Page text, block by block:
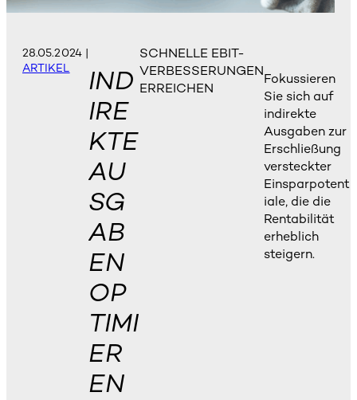
28.05.2024|
ARTIKEL
IND
IRE
KTE
AU
SG
AB
EN
OP
TIMI
ER
EN
SCHNELLE EBIT-
VERBESSERUNGEN
ERREICHEN
Fokussieren
Sie sich auf
indirekte
Ausgaben zur
Erschließung
versteckter
Einsparpotent
iale, die die
Rentabilität
erheblich
steigern.